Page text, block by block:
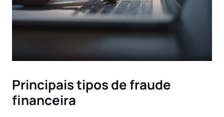
Principais tipos de fraude
financeira